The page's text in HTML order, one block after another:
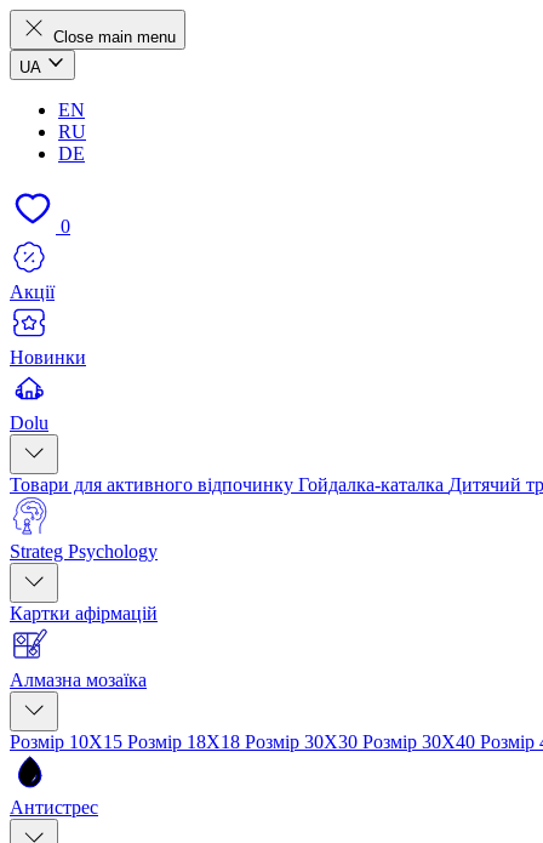
Close main menu
UA
EN
RU
DE
0
Акції
Новинки
Dolu
Товари для активного відпочинку Гойдалка-каталка Дитячий
Strateg Psychology
Картки афірмацій
Алмазна мозаїка
Розмір 10Х15 Розмір 18Х18 Розмір 30Х30 Розмір 30Х40
Антистрес